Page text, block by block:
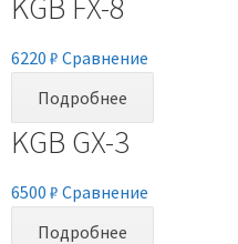
6220₽ Сравнение
Подробнее
KGB GX-3
6500₽ Сравнение
Подробнее